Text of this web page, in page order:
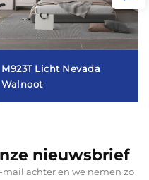
M923T Licht Nevada
Walnoot
nieuwsbrief
mail achter en we nemen zo